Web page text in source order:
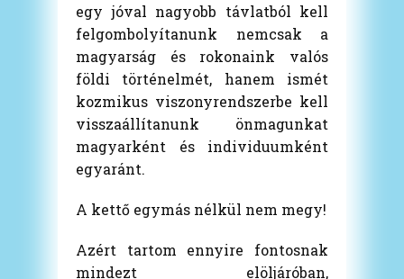
egy jóval nagyobb távlatból kell
felgombolyítanunk nemcsak a
magyarság és rokonaink valós
földi történelmét, hanem ismét
kozmikus viszonyrendszerbe kell
visszaállítanunk önmagunkat
magyarként és individuumként
egyaránt.
A kettő egymás nélkül nem megy!
Azért tartom ennyire fontosnak
mindezt elöljáróban,